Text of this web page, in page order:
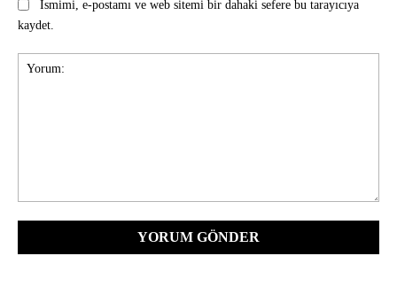
Ismimi, e-postamı ve web sitemi bir dahaki sefere bu tarayıcıya
kaydet.